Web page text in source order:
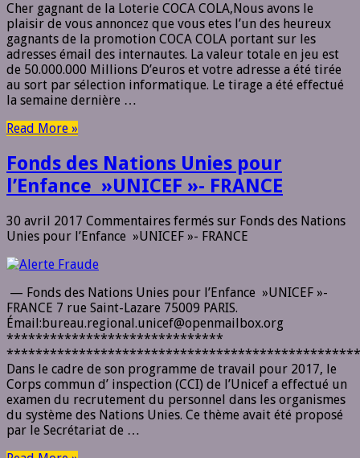
Cher gagnant de la Loterie COCA COLA,Nous avons le
plaisir de vous annoncez que vous etes l’un des heureux
gagnants de la promotion COCA COLA portant sur les
adresses émail des internautes. La valeur totale en jeu est
de 50.000.000 Millions D’euros et votre adresse a été tirée
au sort par sélection informatique. Le tirage a été effectué
la semaine dernière …
Read More »
Fonds des Nations Unies pour
l’Enfance »UNICEF »- FRANCE
30 avril 2017 Commentaires fermés sur Fonds des Nations
Unies pour l’Enfance »UNICEF »- FRANCE
— Fonds des Nations Unies pour l’Enfance »UNICEF »-
FRANCE 7 rue Saint-Lazare 75009 PARIS.
Émail:bureau.regional.unicef@openmailbox.org
******************************
Dans le cadre de son programme de travail pour 2017, le
Corps commun d’ inspection (CCI) de l’Unicef a effectué un
examen du recrutement du personnel dans les organismes
du système des Nations Unies. Ce thème avait été proposé
par le Secrétariat de …